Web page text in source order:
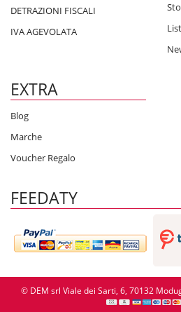
DETRAZIONI FISCALI
IVA AGEVOLATA
EXTRA
Blog
Marche
Voucher Regalo
FEEDATY
© DEM srl Viale dei Sarti, 6, 70132